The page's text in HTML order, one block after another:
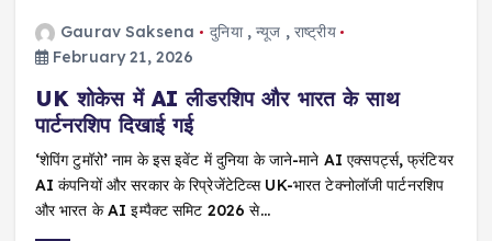
Gaurav Saksena दुनिया,न्यूज ,राष्ट्रीय
February 21, 2026
UK शोकेस में AI लीडरशिप और भारत के साथ
पार्टनरशिप दिखाई गई
‘शेपिंग टुमॉरो’ नाम के इस इवेंट में दुनिया के जाने-माने AI एक्सपर्ट्स, फ्रंटियर
AI कंपनियों और सरकार के रिप्रेजेंटेटिव्स UK-भारत टेक्नोलॉजी पार्टनरशिप
और भारत के AI इम्पैक्ट समिट 2026 से…